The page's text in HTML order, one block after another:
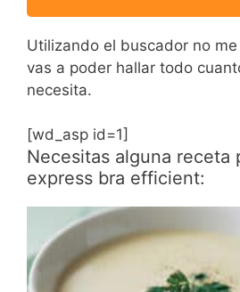
Utilizando el buscador no
vas a poder hallar todo
necesita.
[wd_asp id=1]
Necesitas alguna receta
express bra efficient: